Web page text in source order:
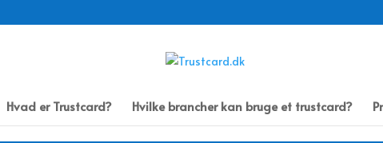
Hvad er Trustcard? Hvilke brancher kan bruge et trustcard?